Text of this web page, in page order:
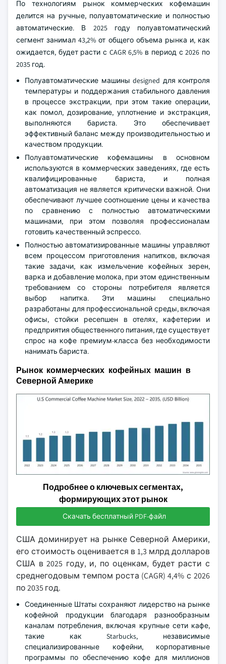
По технологиям рынок коммерческих кофемашин
делится на ручные, полуавтоматические и полностью
автоматические. В 2025 году полуавтоматический
сегмент занимал 43,2% от общего объема рынка и, как
ожидается, будет расти с CAGR 6,5% в период с 2026 по
2035 год.
Полуавтоматические машины designed для контроля
температуры и поддержания стабильного давления
в процессе экстракции, при этом такие операции,
как помол, дозирование, уплотнение и экстракция,
выполняются бариста. Это обеспечивает
эффективный баланс между производительностью и
качеством продукции.
Полуавтоматические кофемашины в основном
используются в коммерческих заведениях, где есть
квалифицированные бариста, и полная
автоматизация не является критически важной. Они
обеспечивают лучшее соотношение цены и качества
по сравнению с полностью автоматическими
машинами, при этом позволяя профессионалам
готовить качественный эспрессо.
Полностью автоматизированные машины управляют
всем процессом приготовления напитков, включая
такие задачи, как измельчение кофейных зерен,
варка и добавление молока, при этом единственным
требованием со стороны потребителя является
выбор напитка. Эти машины специально
разработаны для профессиональной среды, включая
офисы, стойки ресепшен в отелях, кафетерии и
предприятия общественного питания, где существует
спрос на кофе премиум-класса без необходимости
нанимать бариста.
Рынок коммерческих кофейных машин в
Северной Америке
Подробнее о ключевых сегментах,
формирующих этот рынок
Скачать бесплатный PDF-файл
США доминирует на рынке Северной Америки,
его стоимость оценивается в 1,3 млрд долларов
США в 2025 году, и, по оценкам, будет расти с
среднегодовым темпом роста (CAGR) 4,4% с 2026
по 2035 год.
Соединенные Штаты сохраняют лидерство на рынке
кофейной продукции благодаря разнообразным
каналам потребления, включая крупные сети кафе,
такие как Starbucks, независимые
специализированные кофейни, корпоративные
программы по обеспечению кофе для миллионов